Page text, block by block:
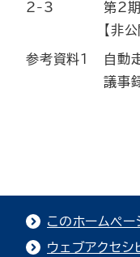
2-3
第2期
【非
参考資料1
自動
議事
このホームペ
ウェブアクセシ